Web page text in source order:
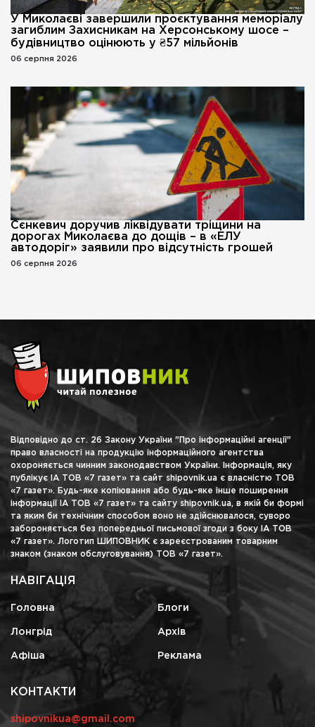
У Миколаєві завершили проєктування меморіалу
загиблим Захисникам на Херсонському шосе –
будівництво оцінюють у ₴57 мільйонів
06 серпня 2026
Сєнкевич доручив ліквідувати тріщини на
дорогах Миколаєва до дощів – в «ЕЛУ
автодоріг» заявили про відсутність грошей
06 серпня 2026
Відповідно до ст. 26 Закону України "Про інформаційні агенції"
право власності на продукцію інформаційного агентства
охороняється чинним законодавством України. Інформація, яку
публікує ІА ТОВ «7 газет» та сайт shipovnik.ua є власністю ТОВ
«7 газет». Будь-яке копіювання або будь-яке інше поширення
інформації ІА ТОВ «7 газет» та сайту shipovnik.ua, в якій би формі
та яким би технічним способом воно не здійснювалося, суворо
забороняється без попередньої письмової згоди з боку ІА ТОВ
«7 газет». Логотип ШИПОВНИК є зареєстрованим товарним
знаком (знаком обслуговування) ТОВ «7 газет».
НАВІГАЦІЯ
Головна Блоги
Лонгрід Архів
Афіша Реклама
КОНТАКТИ
shipovnikua@gmail.com